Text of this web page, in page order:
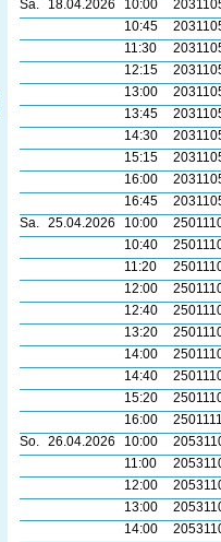
Sa. 18.04.2026 10:00
10:45
11:30
12:15
13:00
13:45
14:30
15:15
16:00
16:45
Sa. 25.04.2026 10:00
10:40
11:20
12:00
12:40
13:20
14:00
14:40
15:20
16:00
So. 26.04.2026 10:00
11:00
12:00
13:00
14:00